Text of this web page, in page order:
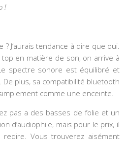
!
? J’aurais tendance à dire que oui.
en matière de son, on arrive à
spectre sonore est équilibré et
plus, sa compatibilité bluetooth
comme une enceinte.
pas a des basses de folie et un
d’audiophile, mais pour le prix, il
redire. Vous trouverez aisément